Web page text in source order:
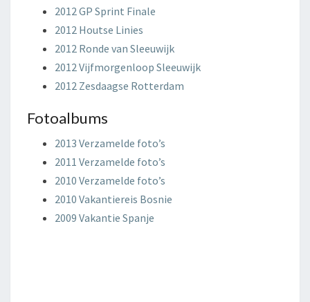
2012 GP Sprint Finale
2012 Houtse Linies
2012 Ronde van Sleeuwijk
2012 Vijfmorgenloop Sleeuwijk
2012 Zesdaagse Rotterdam
Fotoalbums
2013 Verzamelde foto’s
2011 Verzamelde foto’s
2010 Verzamelde foto’s
2010 Vakantiereis Bosnie
2009 Vakantie Spanje